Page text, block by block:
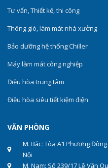
Tư vấn, Thiết kế, thi công
Thông gió, làm mát nhà xưởng
Bảo dưỡng hệ thống Chiller
Máy làm mát công nghiệp
Điều hòa trung tâm
Điều hòa siêu tiết kiệm điện
VĂN PHÒNG
M. Bắc: Tòa A1 Phương
Nội
M. Nam: Số 239/17 Lê Văn